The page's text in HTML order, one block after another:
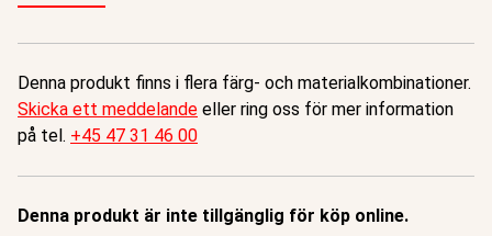
Denna produkt finns i flera färg- och materialkombinationer.
Skicka ett meddelande eller ring oss för mer information
på tel. +45 47 31 46 00
Denna produkt är inte tillgänglig för köp online.